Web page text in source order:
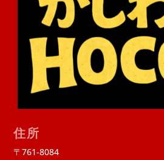
住所
〒761-8084